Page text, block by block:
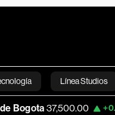
Línea Studios
English+0.11% Apple